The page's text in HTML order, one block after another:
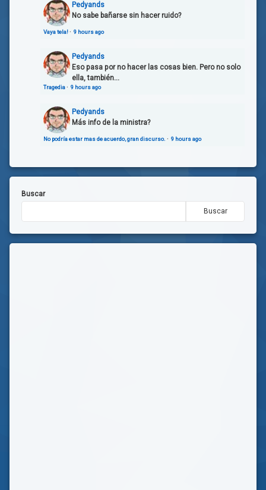
Pedyands
No sabe bañarse sin hacer ruido?
Vaya tela!· 9 hours ago
Pedyands
Eso pasa por no hacer las cosas bien. Pero no solo
ella, también...
Tragedia· 9 hours ago
Pedyands
Más info de la ministra?
No podría estar mas de acuerdo, gran discurso. · 9 hours ago
Buscar
Buscar